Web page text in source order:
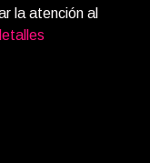
la atención al